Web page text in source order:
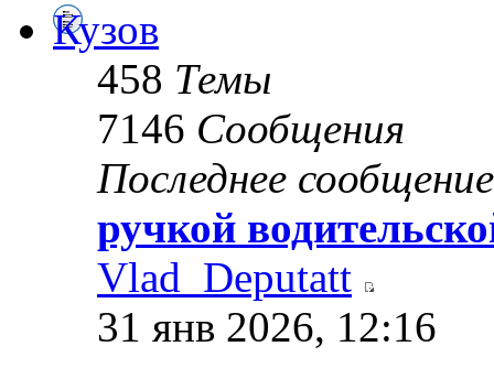
Кузов
458 Темы
7146 Сообщения
Последнее сообщение
ручкой
Vlad_Deputatt
31 янв 2026, 12:16